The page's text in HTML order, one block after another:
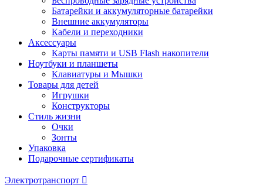
Батарейки и аккумуляторные батарейки
Внешние аккумуляторы
Кабели и переходники
Аксессуары
Карты памяти и USB Flash накопители
Ноутбуки и планшеты
Клавиатуры и Мышки
Товары для детей
Игрушки
Конструкторы
Стиль жизни
Очки
Зонты
Упаковка
Подарочные сертификаты
Электротранспорт